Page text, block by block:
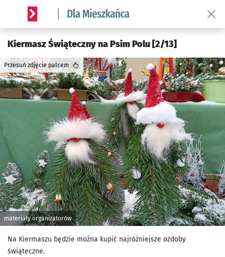
Serwis informacyjny wroclaw.pl podserwis: Dla mieszkańca
Kiermasz Świąteczny na Psim Polu [2/13]
materiały organizatorów
Przesuń zdjęcie palcem
Na Kiermaszu będzie można kupić najróżniejsze ozdoby
świąteczne.